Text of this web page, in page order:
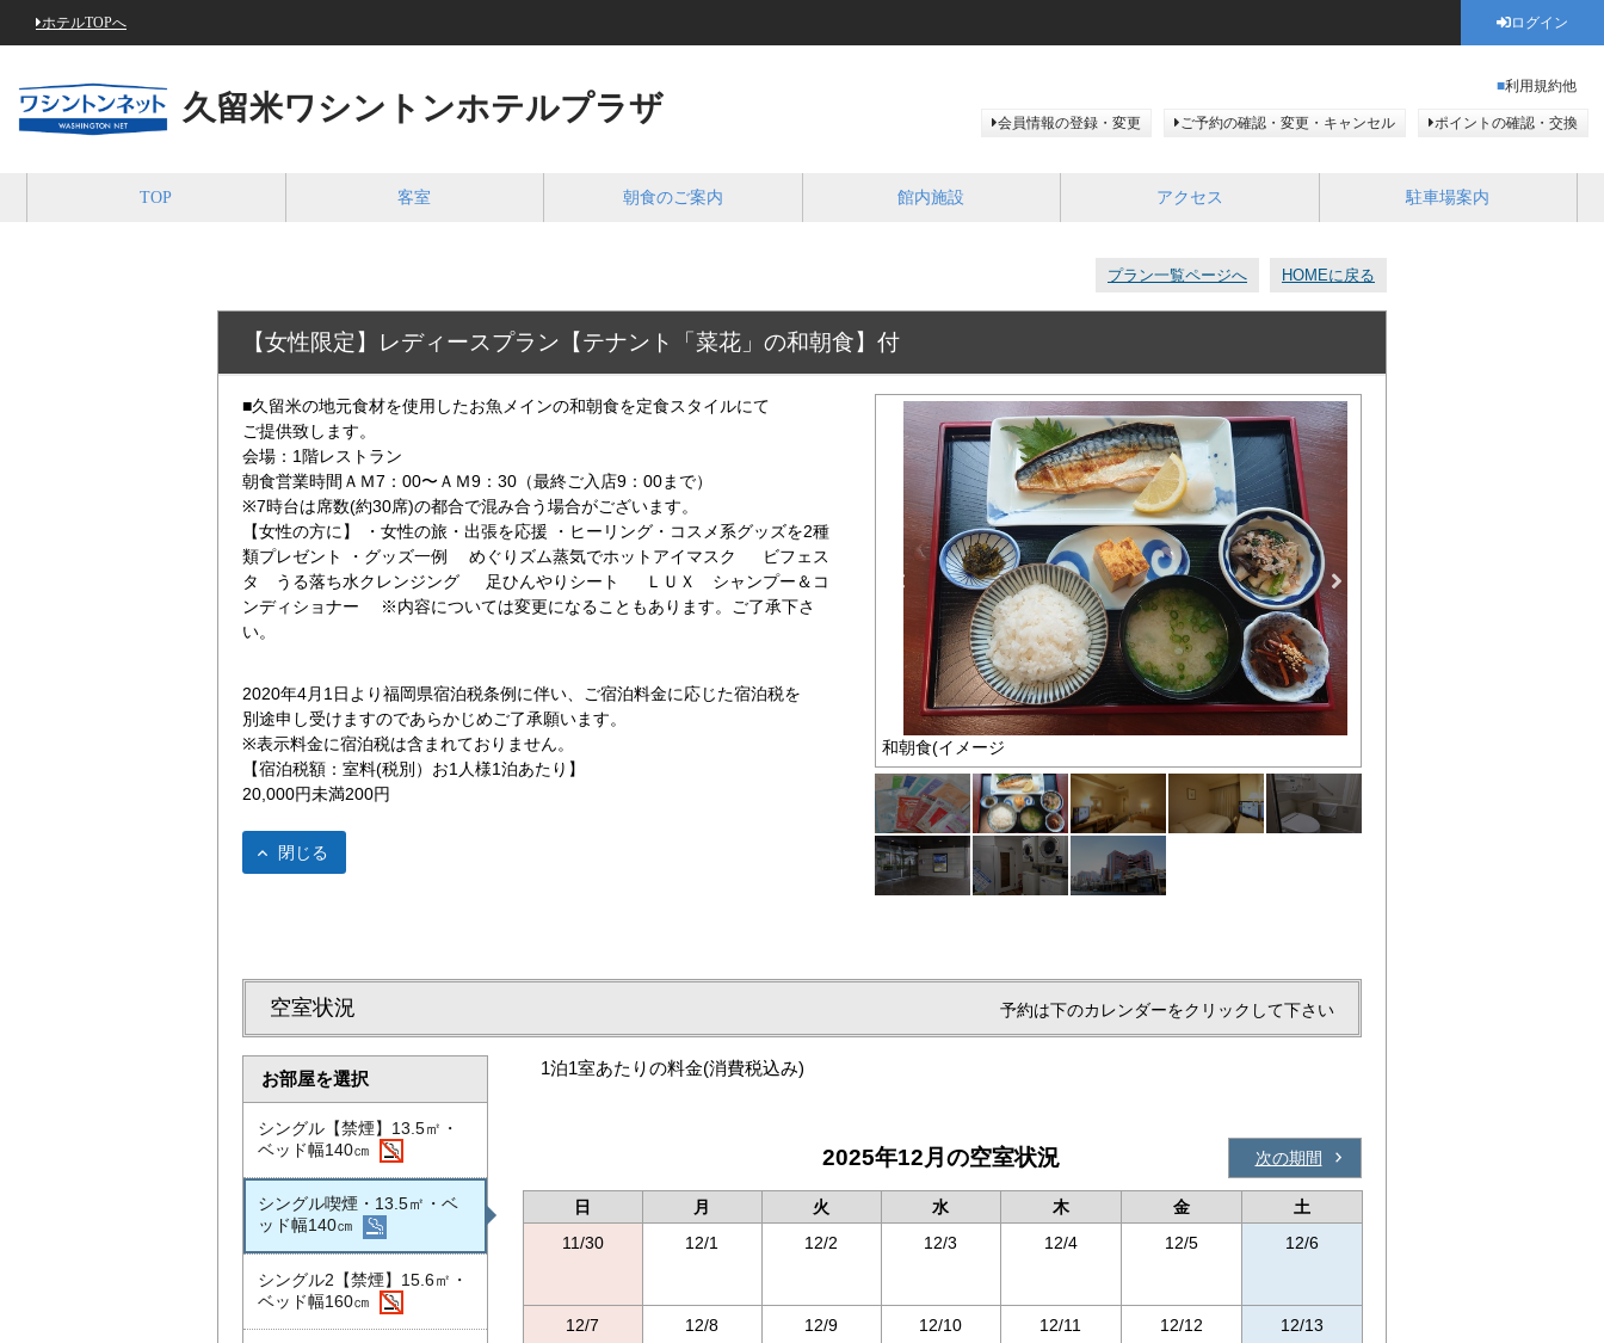
ホテルTOPへ ログイン
久留米ワシントンホテルプラザ
利用規約他
会員情報の登録・変更 ご予約の確認・変更・キャンセル ポイントの確認・交換
TOP 客室 朝食のご案内 館内施設 アクセス 駐車場案内
プラン一覧ページへ HOMEに戻る
【女性限定】レディースプラン【テナント「菜花」の和朝食】付
■久留米の地元食材を使用したお魚メインの和朝食を定食スタイルにて
ご提供致します。
会場：1階レストラン
朝食営業時間ＡＭ7：00〜ＡＭ9：30（最終ご入店9：00まで）
※7時台は席数(約30席)の都合で混み合う場合がございます。
【女性の方に】 ・女性の旅・出張を応援 ・ヒーリング・コスメ系グッズを2種
類プレゼント ・グッズ一例 めぐりズム蒸気でホットアイマスク ビフェス
タ うる落ち水クレンジング 足ひんやりシート ＬＵＸ シャンプー＆コ
ンディショナー ※内容については変更になることもあります。ご了承下さ
い。
2020年4月1日より福岡県宿泊税条例に伴い、ご宿泊料金に応じた宿泊税を
別途申し受けますのであらかじめご了承願います。
※表示料金に宿泊税は含まれておりません。
【宿泊税額：室料(税別）お1人様1泊あたり】
20,000円未満200円
閉じる
レディースプラン イメージ 和朝食(イメージ
空室状況 予約は下のカレンダーをクリックして下さい
お部屋を選択
シングル【禁煙】13.5㎡・
ベッド幅140㎝
シングル喫煙・13.5㎡・ベ
ッド幅140㎝
シングル2【禁煙】15.6㎡・
ベッド幅160㎝
1泊1室あたりの料金(消費税込み)
2025年12月の空室状況 次の期間
日 月 火 水 木 金
土
11/30
12/1 12/2 12/3 12/4 12/5 12/6
12/7 12/8 12/9 12/10 12/11 12/12 12/13